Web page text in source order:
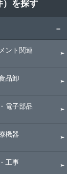
を探す
ント関連
品卸
電子部品
機器
工事